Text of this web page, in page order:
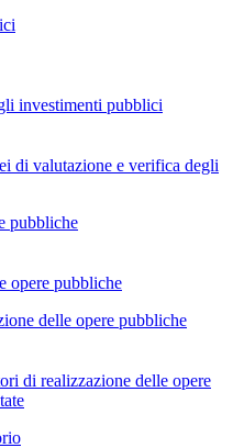
investimenti pubblici
di valutazione e verifica degli
pubbliche
opere pubbliche
delle opere pubbliche
di realizzazione delle opere